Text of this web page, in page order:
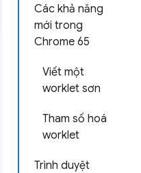
Các khả năng
mới trong
Chrome 65
Viết một
worklet sơn
Tham số hoá
worklet
Trình duyệt